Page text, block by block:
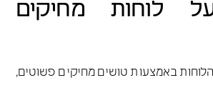
לוחות מחיקים
באמצעות טושים מחיקים פשוטים,